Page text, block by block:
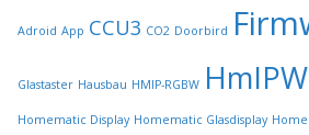
t
e
w
Adroid App CCU3 CO2 Doorbird
Glastaster Hausbau HMIP-RGBW HmIPW
Homematic Display Homematic Glasdisplay